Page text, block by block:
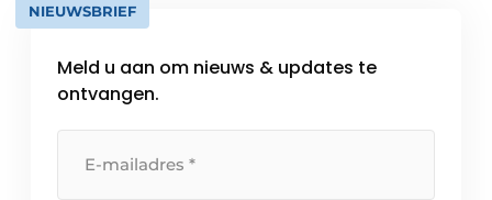
NIEUWSBRIEF
Meld u aan om nieuws & updates te
ontvangen.